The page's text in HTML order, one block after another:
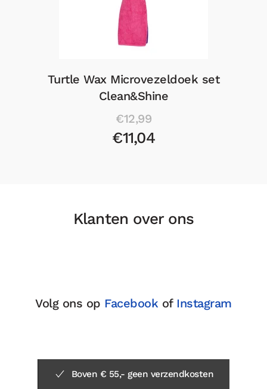
Turtle Wax Microvezeldoek set
Clean&Shine
€12,99
€11,04
Klanten over ons
Volg ons op Facebook of Instagram
Boven € 55,- geen verzendkosten